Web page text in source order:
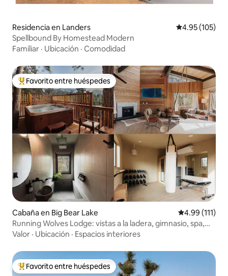
Residencia en Landers Calificación
4.95 (105)
Spellbound By Homestead Modern
Familiar · Ubicación · Comodidad
De los mejores en Favorito entre huéspedes
Favorito entre huéspedes
Cabaña en Big Bear Lake Calificación
4.99 (111)
Running Wolves Lodge: vistas a la ladera, gimnasio, spa,
mascotas
Valor · Ubicación · Espacios interiores
De los mejores en Favorito entre huéspedes
Favorito entre huéspedes